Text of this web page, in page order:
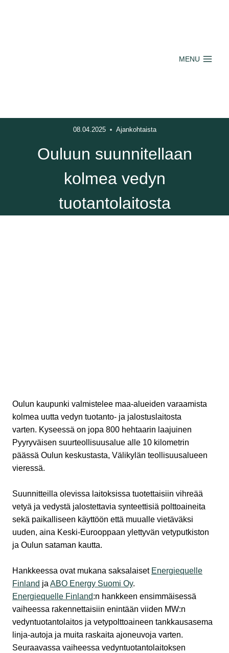
MENU
08.04.2025 Ajankohtaista
Ouluun suunnitellaan
kolmea vedyn
tuotantolaitosta
Oulun kaupunki valmistelee maa-alueiden varaamista
kolmea uutta vedyn tuotanto- ja jalostuslaitosta
varten. Kyseessä on jopa 800 hehtaarin laajuinen
Pyyryväisen suurteollisuusalue alle 10 kilometrin
päässä Oulun keskustasta, Välikylän teollisuusalueen
vieressä.
Suunnitteilla olevissa laitoksissa tuotettaisiin vihreää
vetyä ja vedystä jalostettavia synteettisiä polttoaineita
sekä paikalliseen käyttöön että muualle vietäväksi
uuden, aina Keski-Eurooppaan ylettyvän vetyputkiston
ja Oulun sataman kautta.
Hankkeessa ovat mukana saksalaiset Energiequelle
Finland ja ABO Energy Suomi Oy.
Energiequelle Finland:n hankkeen ensimmäisessä
vaiheessa rakennettaisiin enintään viiden MW:n
vedyntuotantolaitos ja vetypolttoaineen tankkausasema
linja-autoja ja muita raskaita ajoneuvoja varten.
Seuraavassa vaiheessa vedyntuotantolaitoksen